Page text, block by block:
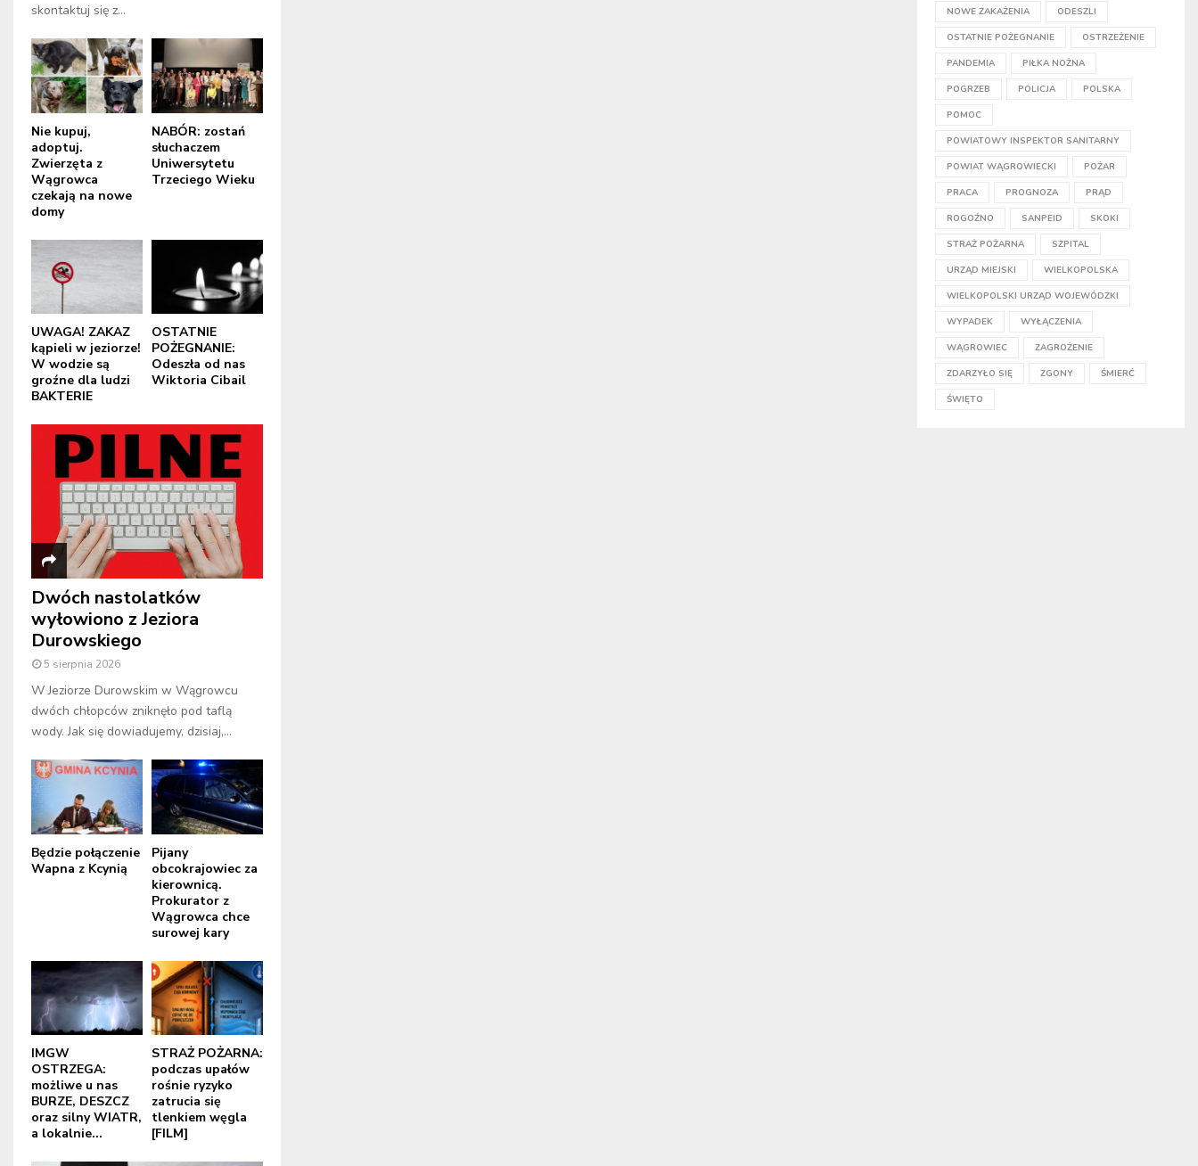
skontaktuj się z...
Nie kupuj,
adoptuj.
Zwierzęta z
Wągrowca
czekają na nowe
domy
NABÓR: zostań
słuchaczem
Uniwersytetu
Trzeciego Wieku
UWAGA! ZAKAZ
kąpieli w jeziorze!
W wodzie są
groźne dla ludzi
BAKTERIE
OSTATNIE
POŻEGNANIE:
Odeszła od nas
Wiktoria Cibail
Dwóch nastolatków
wyłowiono z Jeziora
Durowskiego
5 sierpnia 2026
W Jeziorze Durowskim w Wągrowcu
dwóch chłopców zniknęło pod taflą
wody. Jak się dowiadujemy, dzisiaj,...
Będzie połączenie
Wapna z Kcynią
Pijany
obcokrajowiec za
kierownicą.
Prokurator z
Wągrowca chce
surowej kary
IMGW
OSTRZEGA:
możliwe u nas
BURZE, DESZCZ
oraz silny WIATR,
a lokalnie...
STRAŻ POŻARNA:
podczas upałów
rośnie ryzyko
zatrucia się
tlenkiem węgla
[FILM]
NOWE ZAKAŻENIA ODESZLI
OSTATNIE POŻEGNANIE OSTRZEŻENIE
PANDEMIA PIŁKA NOŻNA
POGRZEB POLICJA POLSKA
POMOC
POWIATOWY INSPEKTOR SANITARNY
POWIAT WĄGROWIECKI POŻAR
PRACA PROGNOZA PRĄD
ROGOŹNO SANPEID SKOKI
STRAŻ POŻARNA SZPITAL
URZĄD MIEJSKI WIELKOPOLSKA
WIELKOPOLSKI URZĄD WOJEWÓDZKI
WYPADEK WYŁĄCZENIA
WĄGROWIEC ZAGROŻENIE
ZDARZYŁO SIĘ ZGONY ŚMIERĆ
ŚWIĘTO